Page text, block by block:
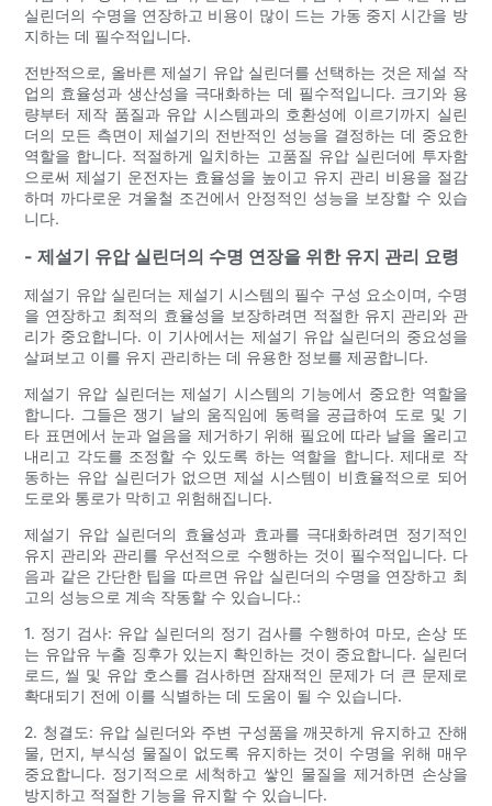
실린더의 수명을 연장하고 비용이 많이 드는 가동 중지 시간을 방
지하는 데 필수적입니다.
전반적으로, 올바른 제설기 유압 실린더를 선택하는 것은 제설 작
업의 효율성과 생산성을 극대화하는 데 필수적입니다. 크기와 용
량부터 제작 품질과 유압 시스템과의 호환성에 이르기까지 실린
더의 모든 측면이 제설기의 전반적인 성능을 결정하는 데 중요한
역할을 합니다. 적절하게 일치하는 고품질 유압 실린더에 투자함
으로써 제설기 운전자는 효율성을 높이고 유지 관리 비용을 절감
하며 까다로운 겨울철 조건에서 안정적인 성능을 보장할 수 있습
니다.
- 제설기 유압 실린더의 수명 연장을 위한 유지 관리 요령
제설기 유압 실린더는 제설기 시스템의 필수 구성 요소이며, 수명
을 연장하고 최적의 효율성을 보장하려면 적절한 유지 관리와 관
리가 중요합니다. 이 기사에서는 제설기 유압 실린더의 중요성을
살펴보고 이를 유지 관리하는 데 유용한 정보를 제공합니다.
제설기 유압 실린더는 제설기 시스템의 기능에서 중요한 역할을
합니다. 그들은 쟁기 날의 움직임에 동력을 공급하여 도로 및 기
타 표면에서 눈과 얼음을 제거하기 위해 필요에 따라 날을 올리고
내리고 각도를 조정할 수 있도록 하는 역할을 합니다. 제대로 작
동하는 유압 실린더가 없으면 제설 시스템이 비효율적으로 되어
도로와 통로가 막히고 위험해집니다.
제설기 유압 실린더의 효율성과 효과를 극대화하려면 정기적인
유지 관리와 관리를 우선적으로 수행하는 것이 필수적입니다. 다
음과 같은 간단한 팁을 따르면 유압 실린더의 수명을 연장하고 최
고의 성능으로 계속 작동할 수 있습니다.:
1. 정기 검사: 유압 실린더의 정기 검사를 수행하여 마모, 손상 또
는 유압유 누출 징후가 있는지 확인하는 것이 중요합니다. 실린더
로드, 씰 및 유압 호스를 검사하면 잠재적인 문제가 더 큰 문제로
확대되기 전에 이를 식별하는 데 도움이 될 수 있습니다.
2. 청결도: 유압 실린더와 주변 구성품을 깨끗하게 유지하고 잔해
물, 먼지, 부식성 물질이 없도록 유지하는 것이 수명을 위해 매우
중요합니다. 정기적으로 세척하고 쌓인 물질을 제거하면 손상을
방지하고 적절한 기능을 유지할 수 있습니다.